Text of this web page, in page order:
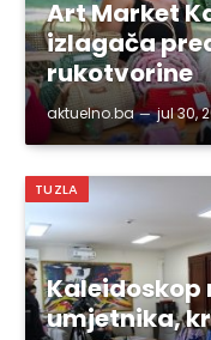
Art Market
izlagača
rukotvorine
aktuelno.ba jul 30,
TUZLA
Kaleidoskop
umjetnika,